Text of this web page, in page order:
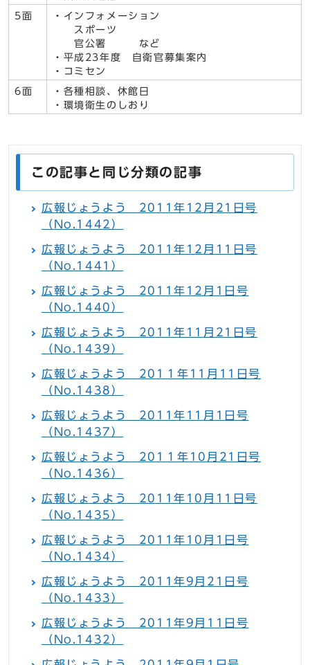
5面
・インフォメーション
スポーツ
官公署 など
・平成23年度 自衛官募集案内
・コミセン
6面
・各種相談、休館日
・環境衛生のしおり
この記事と同じ分類の記事
広報じょうよう 2011年12月21日号
（No.1442）
広報じょうよう 2011年12月11日号
（No.1441）
広報じょうよう 2011年12月1日号
（No.1440）
広報じょうよう 2011年11月21日号
（No.1439）
広報じょうよう 201１年11月11日号
（No.1438）
広報じょうよう 2011年11月1日号
（No.1437）
広報じょうよう 201１年10月21日号
（No.1436）
広報じょうよう 2011年10月11日号
（No.1435）
広報じょうよう 2011年10月1日号
（No.1434）
広報じょうよう 2011年9月21日号
（No.1433）
広報じょうよう 2011年9月11日号
（No.1432）